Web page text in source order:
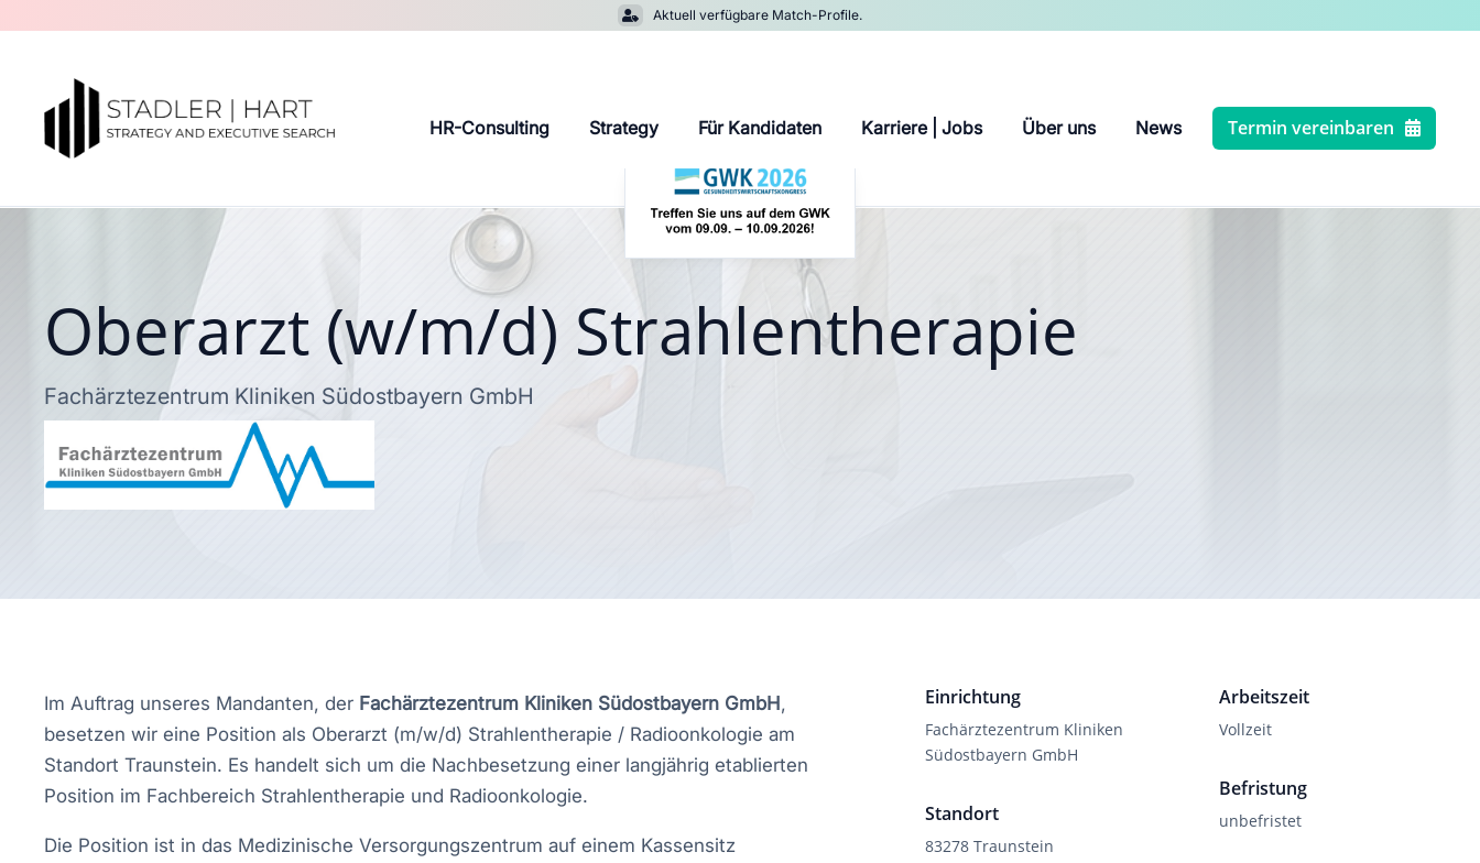
 Aktuell verfügbare Match-Profile.
HR-Consulting Strategy Für Kandidaten Karriere | Jobs Über uns News Termin vereinbaren
Oberarzt (w/m/d) Strahlentherapie
Fachärztezentrum Kliniken Südostbayern GmbH
Im Auftrag unseres Mandanten, der Fachärztezentrum Kliniken Südostbayern GmbH,
besetzen wir eine Position als Oberarzt (m/w/d) Strahlentherapie / Radioonkologie am
Standort Traunstein. Es handelt sich um die Nachbesetzung einer langjährig etablierten
Position im Fachbereich Strahlentherapie und Radioonkologie.
Die Position ist in das Medizinische Versorgungszentrum auf einem Kassensitz
Einrichtung
Fachärztezentrum Kliniken
Südostbayern GmbH
Standort
83278 Traunstein
Arbeitszeit
Vollzeit
Befristung
unbefristet